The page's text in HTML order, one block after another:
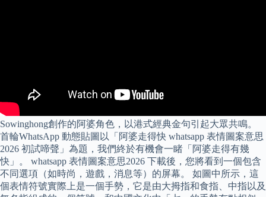
Sowinghong創作的阿婆角色，以港式經典金句引起大眾共鳴。
首輪WhatsApp 動態貼圖以「阿婆走得快 whatsapp 表情圖案意思
2026 初試啼聲」為題，我們終於有機會一睹「阿婆走得有幾
快」。 whatsapp 表情圖案意思2026 下載後，您將看到一個包含
不同選項（如時尚，遊戲，消息等）的屏幕。 如圖中所示，這
個表情符號實際上是一個手勢，它是由大拇指和食指、中指以及